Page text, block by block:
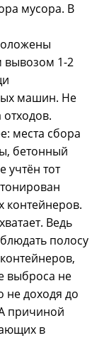
мусора. В
вывозом 1-2
машин. Не
отходов.
места сбора
бетонный
учтён тот
контейнеров.
Ведь
полосу
выброса не
не доходя до
причиной
в